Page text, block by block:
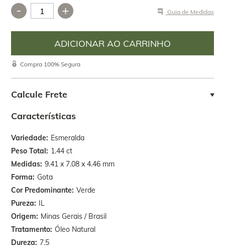
Características
Variedade Esmeralda
Peso Total 1.44 ct
Medidas 9.41 x 7.08 x 4.46 mm
Forma Gota
Cor Predominante Verde
Pureza IL
Origem Minas Gerais / Brasil
Tratamento Óleo Natural
Dureza 7.5
- + Guia de Medidas
Compra 100% Segura
Calcule Frete